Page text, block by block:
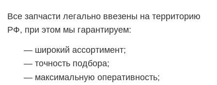
Все запчасти легально ввезены на территорию
РФ, при этом мы гарантируем:
— широкий ассортимент;
— точность подбора;
— максимальную оперативность;